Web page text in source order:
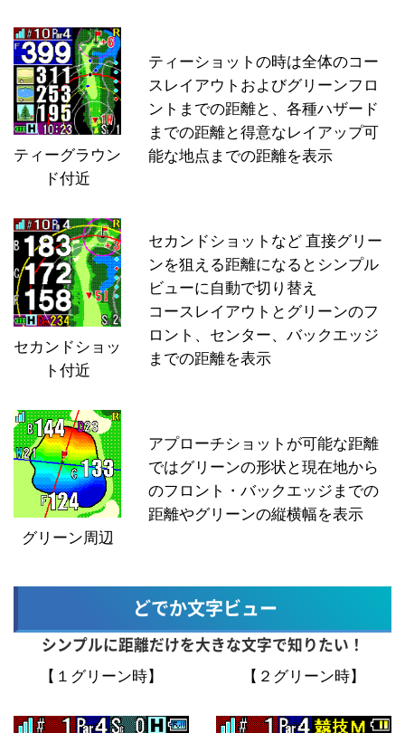
ティーグラウン
ド付近
ティーショットの時は全体のコー
スレイアウトおよびグリーンフロ
ントまでの距離と、各種ハザード
までの距離と得意なレイアップ可
能な地点までの距離を表示
セカンドショッ
ト付近
セカンドショットなど 直接グリー
ンを狙える距離になるとシンプル
ビューに自動で切り替え
コースレイアウトとグリーンのフ
ロント、センター、バックエッジ
までの距離を表示
グリーン周辺
アプローチショットが可能な距離
ではグリーンの形状と現在地から
のフロント・バックエッジまでの
距離やグリーンの縦横幅を表示
どでか文字ビュー
シンプルに距離だけを大きな文字で知りたい！
【１グリーン時】 【２グリーン時】